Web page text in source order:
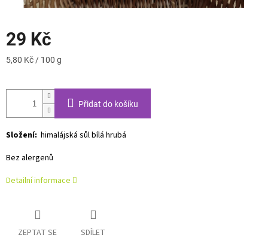
29 Kč
Měrná
5,80 Kč / 100 g
Přidat do košíku
Složení: himalájská sůl bílá hrubá
Bez alergenů
Detailní informace
ZEPTAT SE SDÍLET